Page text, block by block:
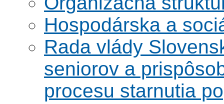
Hospodárska a
Rada vlády
seniorov a
procesu starnutia